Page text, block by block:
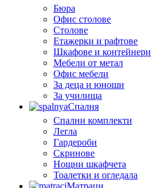
Бюра
Офис столове
Столове
Етажерки и рафтове
Шкафове и контейнери
Мебели от метал
Офис мебели
За деца и юноши
За училища
Спалня
Спални комплекти
Легла
Гардероби
Скринове
Нощни шкафчета
Тоалетки и огледала
Матраци